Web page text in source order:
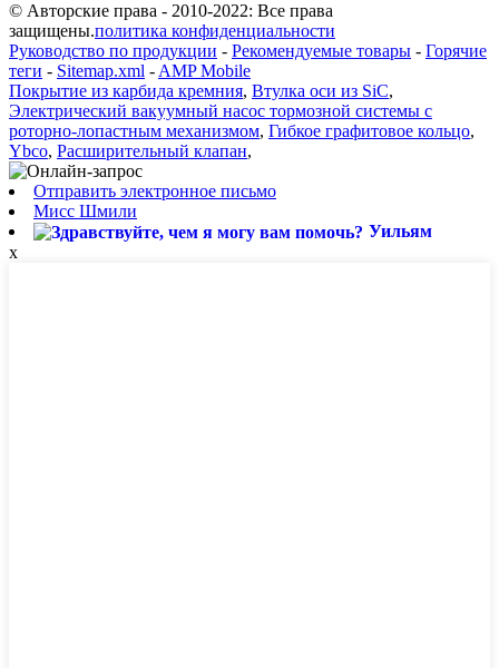
© Авторские права - 2010-2022: Все права
защищены.политика конфиденциальности
Руководство по продукции - Рекомендуемые товары - Горячие
теги - Sitemap.xml - AMP Mobile
Покрытие из карбида кремния, Втулка оси из SiC,
Электрический вакуумный насос тормозной системы с
роторно-лопастным механизмом, Гибкое графитовое кольцо,
Ybco, Расширительный клапан,
Отправить электронное письмо
Мисс Шмили
Уильям
x